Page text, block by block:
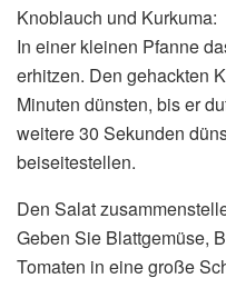
Knoblauch und Kurkuma:
In einer kleinen Pfanne
erhitzen. Den gehackten
Minuten dünsten, bis er
weitere 30 Sekunden
beiseitestellen.
Den Salat
Geben Sie Blattgemüse,
Tomaten in eine große